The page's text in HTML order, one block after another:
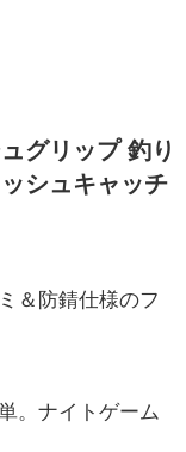
グリップ 釣り
シュキャッチ
＆防錆仕様のフ
。ナイトゲーム